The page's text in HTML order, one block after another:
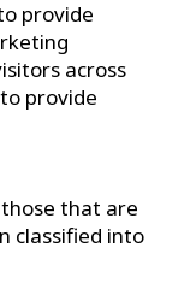
provide
across
provide
that are
classified into